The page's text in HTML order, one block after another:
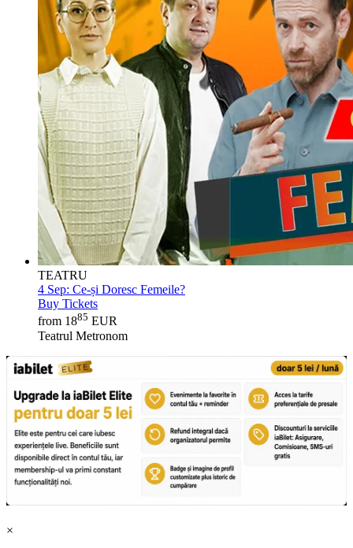
TEATRU
4 Sep: Ce-și Doresc Femeile?
Buy Tickets
from 1885 EUR
Teatrul Metronom
×